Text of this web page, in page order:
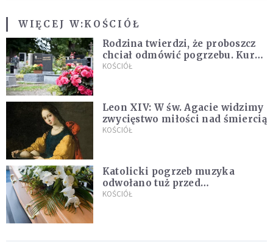
WIĘCEJ W:KOŚCIÓŁ
Rodzina twierdzi, że proboszcz
chciał odmówić pogrzebu. Kuria
zapowiada wyjaśnienia
KOŚCIÓŁ
Leon XIV: W św. Agacie widzimy
zwycięstwo miłości nad śmiercią
KOŚCIÓŁ
Katolicki pogrzeb muzyka
odwołano tuż przed
uroczystością. Powodem była
KOŚCIÓŁ